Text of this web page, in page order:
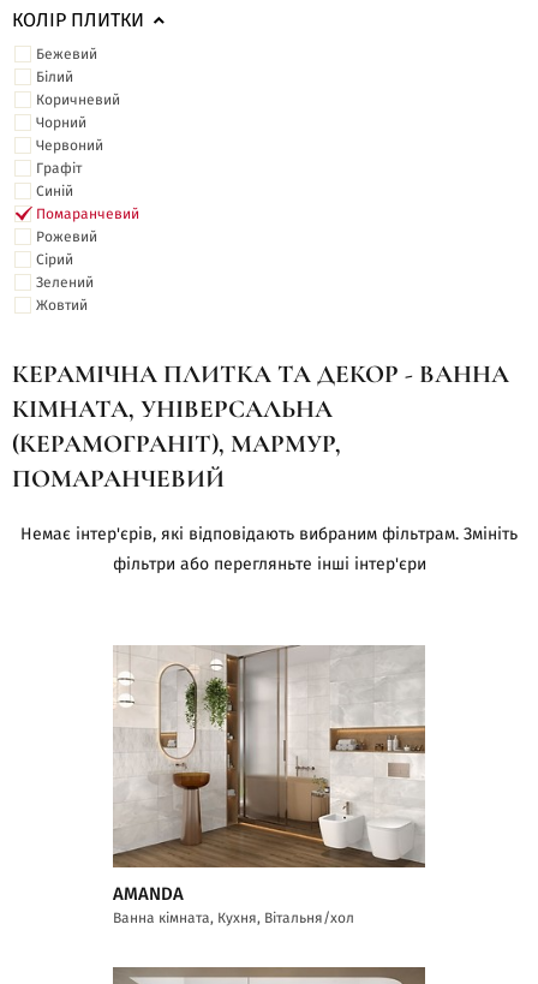
КОЛІР ПЛИТКИ
Бежевий
Білий
Коричневий
Чорний
Червоний
Графіт
Синій
Помаранчевий
Рожевий
Сірий
Зелений
Жовтий
КЕРАМІЧНА ПЛИТКА ТА ДЕКОР - ВАННА
КІМНАТА, УНІВЕРСАЛЬНА
(КЕРАМОГРАНІТ), МАРМУР,
ПОМАРАНЧЕВИЙ
Немає інтер'єрів, які відповідають вибраним фільтрам. Змініть
фільтри або перегляньте інші інтер'єри
AMANDA
Ванна кімната, Кухня, Вітальня/хол